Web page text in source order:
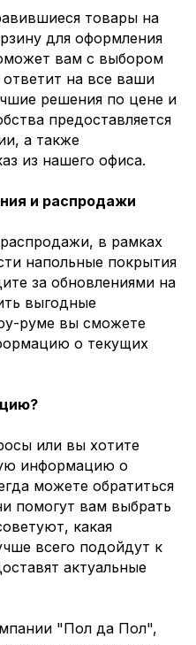
товары на
для оформления
вам с выбором
на все ваши
решения по цене и
предоставляется
а также
из нашего офиса.
и распродажи
в рамках
напольные покрытия
за обновлениями на
выгодные
руме вы сможете
о текущих
или вы хотите
информацию о
можете обратиться
помогут вам выбрать
какая
всего подойдут к
актуальные
"Пол да Пол",